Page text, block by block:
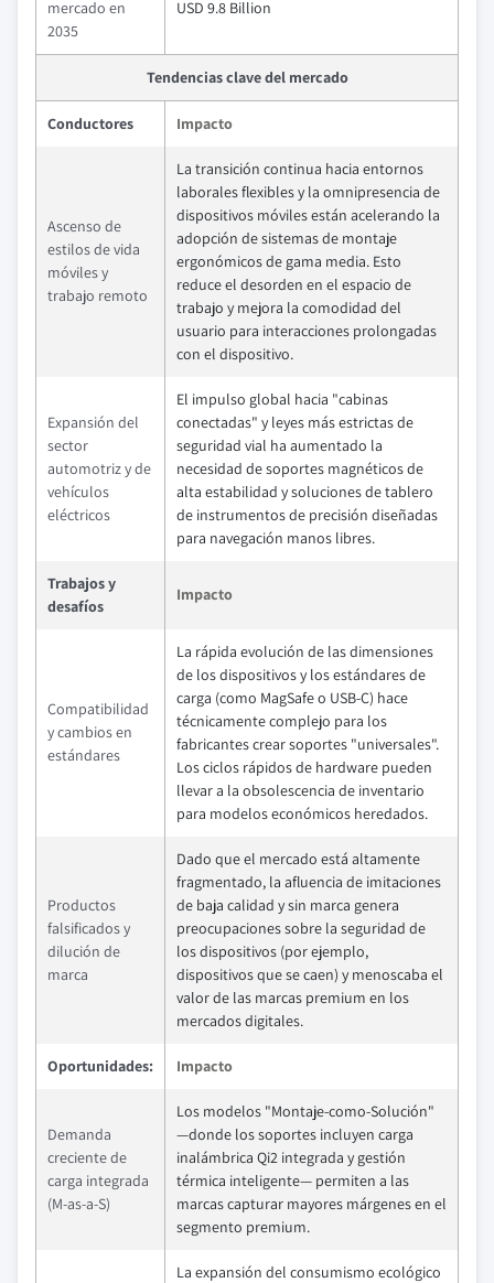
mercado en
2035
USD 9.8 Billion
Tendencias clave del mercado
Conductores Impacto
Ascenso de
estilos de vida
móviles y
trabajo remoto
La transición continua hacia entornos
laborales flexibles y la omnipresencia de
dispositivos móviles están acelerando la
adopción de sistemas de montaje
ergonómicos de gama media. Esto
reduce el desorden en el espacio de
trabajo y mejora la comodidad del
usuario para interacciones prolongadas
con el dispositivo.
Expansión del
sector
automotriz y de
vehículos
eléctricos
El impulso global hacia "cabinas
conectadas" y leyes más estrictas de
seguridad vial ha aumentado la
necesidad de soportes magnéticos de
alta estabilidad y soluciones de tablero
de instrumentos de precisión diseñadas
para navegación manos libres.
Trabajos y
desafíos
Impacto
Compatibilidad
y cambios en
estándares
La rápida evolución de las dimensiones
de los dispositivos y los estándares de
carga (como MagSafe o USB-C) hace
técnicamente complejo para los
fabricantes crear soportes "universales".
Los ciclos rápidos de hardware pueden
llevar a la obsolescencia de inventario
para modelos económicos heredados.
Productos
falsificados y
dilución de
marca
Dado que el mercado está altamente
fragmentado, la afluencia de imitaciones
de baja calidad y sin marca genera
preocupaciones sobre la seguridad de
los dispositivos (por ejemplo,
dispositivos que se caen) y menoscaba el
valor de las marcas premium en los
mercados digitales.
Oportunidades: Impacto
Demanda
creciente de
carga integrada
(M-as-a-S)
Los modelos "Montaje-como-Solución"
—donde los soportes incluyen carga
inalámbrica Qi2 integrada y gestión
térmica inteligente— permiten a las
marcas capturar mayores márgenes en el
segmento premium.
La expansión del consumismo ecológico